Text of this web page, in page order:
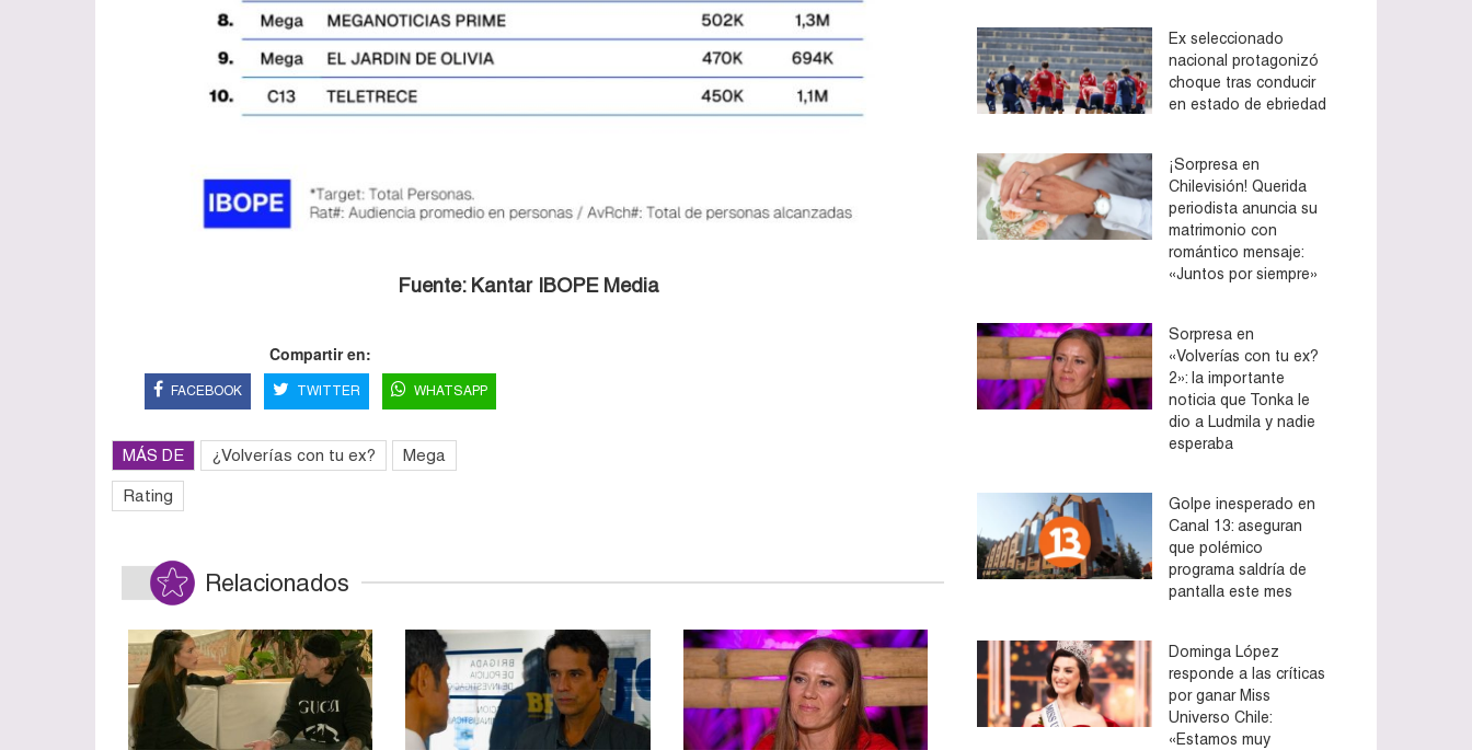
Fuente: Kantar IBOPE Media
Compartir en:
FACEBOOK TWITTER WHATSAPP
MÁS DE ¿Volverías con tu ex? Mega
Rating
Relacionados
Ex seleccionado
nacional protagonizó
choque tras conducir
en estado de ebriedad
¡Sorpresa en
Chilevisión! Querida
periodista anuncia su
matrimonio con
romántico mensaje:
«Juntos por siempre»
Sorpresa en
«Volverías con tu ex?
2»: la importante
noticia que Tonka le
dio a Ludmila y nadie
esperaba
Golpe inesperado en
Canal 13: aseguran
que polémico
programa saldría de
pantalla este mes
Dominga López
responde a las críticas
por ganar Miss
Universo Chile:
«Estamos muy